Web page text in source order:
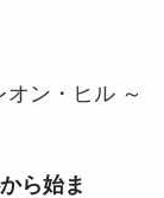
オン・ヒル ～
ら始ま